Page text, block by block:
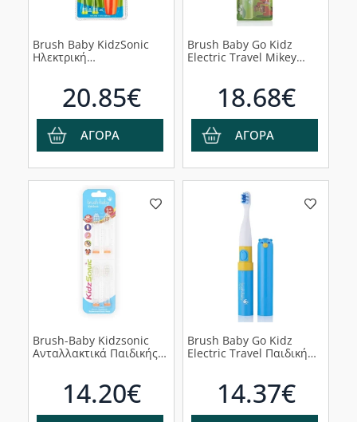
Brush Baby KidzSonic
Ηλεκτρική
20.85€
ΑΓΟΡΑ
Brush Baby Go Kidz
Electric Travel Mikey
18.68€
ΑΓΟΡΑ
Brush-Βaby Kidzsonic
Ανταλλακτικά Παιδικής
χρονών, 4 τμχ
14.20€
Brush Baby Go Kidz
Electric Travel Παιδική
Αυτοκόλλητα, 1τμχ
14.37€